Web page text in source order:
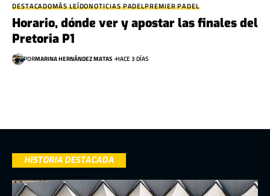
DESTACADOMÁS LEÍDONOTICIAS PADELPREMIER PADEL
Horario, dónde ver y apostar las finales del
Pretoria P1
PORMARINA HERNÁNDEZ MATAS HACE 3 DÍAS
HISTORIA DESTACADA